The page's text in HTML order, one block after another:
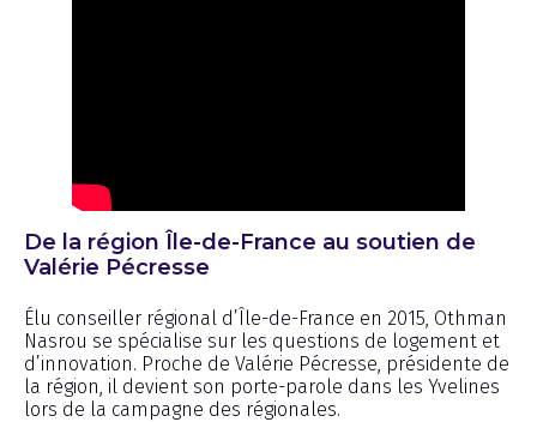
De la région Île-de-France au soutien de
Valérie Pécresse
Élu conseiller régional d’Île-de-France en 2015, Othman
Nasrou se spécialise sur les questions de logement et
d’innovation. Proche de Valérie Pécresse, présidente de
la région, il devient son porte-parole dans les Yvelines
lors de la campagne des régionales.